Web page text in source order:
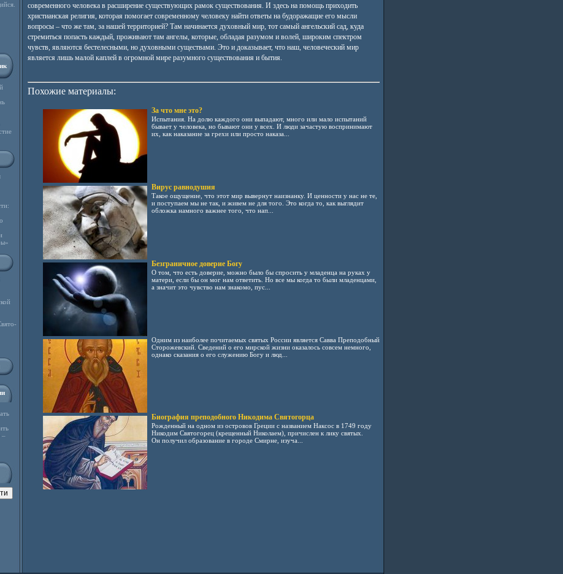
–
современного человека в расширение существующих рамок существования. И здесь на помощь приходить
христианская религия, которая помогает современному человеку найти ответы на будоражащие его мысли
вопросы – что же там, за нашей территорией? Там начинается духовный мир, тот самый ангельский сад, куда
стремиться попасть каждый, проживают там ангелы, которые, обладая разумом и волей, широким спектром
чувств, являются бестелесными, но духовными существами. Это и доказывает, что наш, человеческий мир
является лишь малой каплей в огромной мире разумного существования и бытия.
Похожие материалы:
За что мне это?
Испытания. На долю каждого они выпадают, много или мало испытаний
бывает у человека, но бывают они у всех. И люди зачастую воспринимают
их, как наказание за грехи или просто наказа...
Вирус равнодушия
Такое ощущение, что этот мир вывернут наизнанку. И ценности у нас не те,
и поступаем мы не так, и живем не для того. Это когда то, как выглядит
обложка намного важнее того, что нап...
Безграничное доверие Богу
О том, что есть доверие, можно было бы спросить у младенца на руках у
матери, если бы он мог нам ответить. Но все мы когда то были младенцами,
а значит это чувство нам знакомо, пус...
Одним из наиболее почитаемых святых России является Савва Преподобный
Сторожевский. Сведений о его мирской жизни оказалось совсем немного,
однако сказания о его служению Богу и люд...
Биография преподобного Никодима Святогорца
Рожденный на одном из островов Греции с названием Наксос в 1749 году
Никодим Святогорец (крещенный Николаем), причислен к лику святых.
Он получил образование в городе Смирне, изуча...